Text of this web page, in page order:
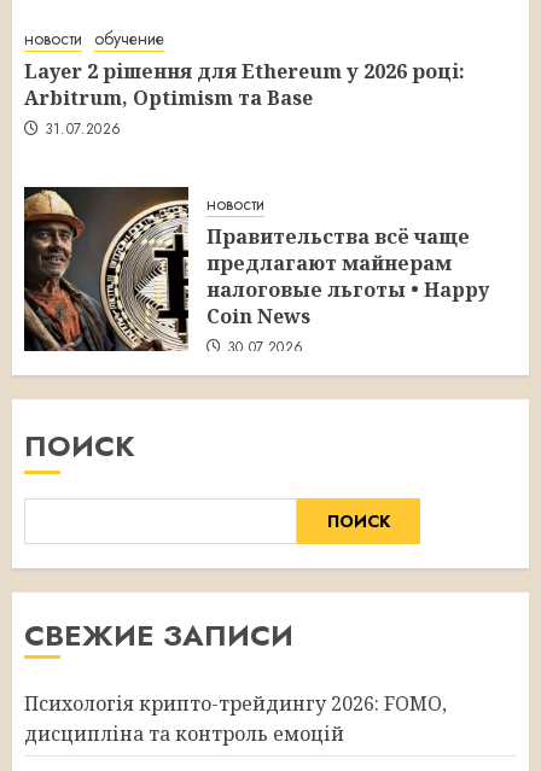
новости обучение
Layer 2 рішення для Ethereum у 2026 році:
Arbitrum, Optimism та Base
31.07.2026
новости
Правительства всё чаще
предлагают майнерам
налоговые льготы • Happy
Coin News
30.07.2026
ПОИСК
ПОИСК
СВЕЖИЕ ЗАПИСИ
Психологія крипто-трейдингу 2026: FOMO,
дисципліна та контроль емоцій